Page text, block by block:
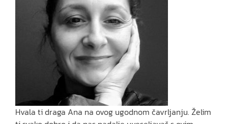
Hvala ti draga Ana na ovog ugodnom čavrljanju. Želim